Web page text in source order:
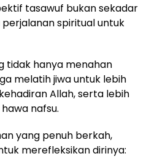
tasawuf bukan sekadar
spiritual untuk
tidak hanya menahan
melatih jiwa untuk lebih
Allah, serta lebih
nafsu.
yang penuh berkah,
merefleksikan dirinya: